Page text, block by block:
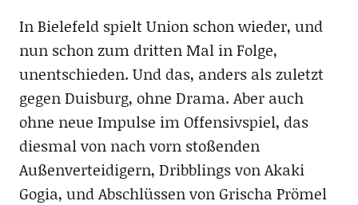
In Bielefeld spielt Union schon wieder, und
nun schon zum dritten Mal in Folge,
unentschieden. Und das, anders als zuletzt
gegen Duisburg, ohne Drama. Aber auch
ohne neue Impulse im Offensivspiel, das
diesmal von nach vorn stoßenden
Außenverteidigern, Dribblings von Akaki
Gogia, und Abschlüssen von Grischa Prömel